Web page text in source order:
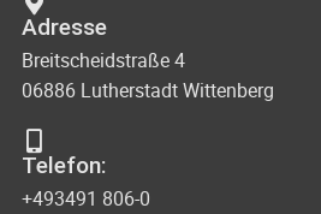
Adresse
Breitscheidstraße 4
06886 Lutherstadt Wittenberg
Telefon:
+493491 806-0